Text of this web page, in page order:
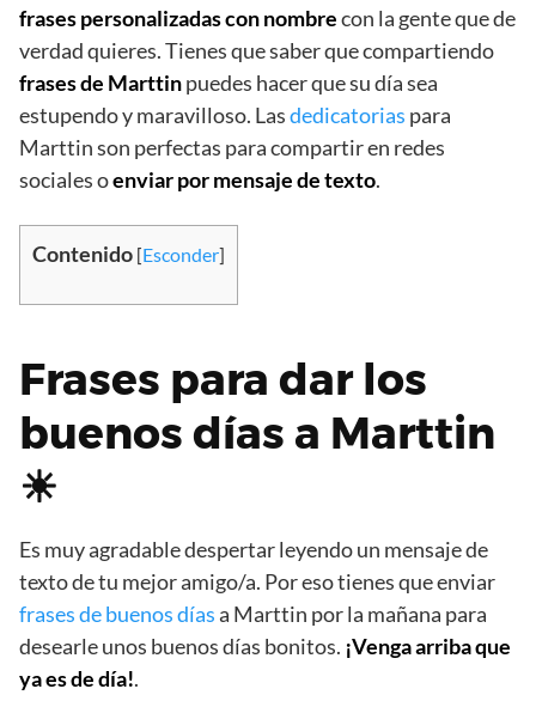
frases personalizadas con nombrecon la gente que de
verdad quieres. Tienes que saber que compartiendo
frases de Marttinpuedes hacer que su día sea
estupendo y maravilloso. Lasdedicatorias para
Marttin son perfectas para compartir en redes
sociales oenviar por mensaje de texto.
Contenido [Esconder]
Frases para dar los
buenos días a Marttin
☀
Es muy agradable despertar leyendo un mensaje de
texto de tu mejor amigo/a. Por eso tienes que enviar
frases de buenos díasa Marttin por la mañana para
desearle unos buenos días bonitos. ¡Venga arriba que
ya es de día!.